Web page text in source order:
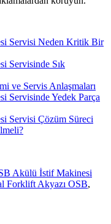
Servisi Neden Kritik Bir
Servisinde Sık
ve Servis Anlaşmaları
Servisinde Yedek Parça
Servisi Çözüm Süreci
Akülü İstif Makinesi
Forklift Akyazı OSB,